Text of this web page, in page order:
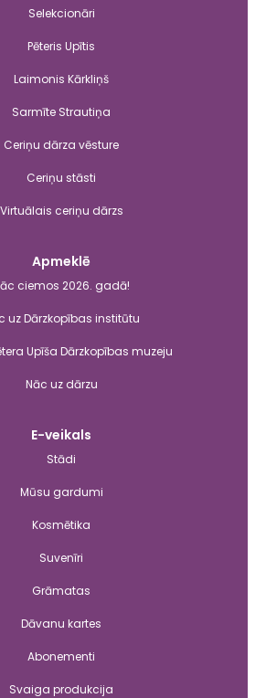
Selekcionāri
Pēteris Upītis
Laimonis Kārkliņš
Sarmīte Strautiņa
Ceriņu dārza vēsture
Ceriņu stāsti
Virtuālais ceriņu dārzs
Apmeklē
ciemos 2026. gadā!
uz Dārzkopības institūtu
Upīša Dārzkopības muzeju
Nāc uz dārzu
E-veikals
Stādi
Mūsu gardumi
Kosmētika
Suvenīri
Grāmatas
Dāvanu kartes
Abonementi
Svaiga produkcija